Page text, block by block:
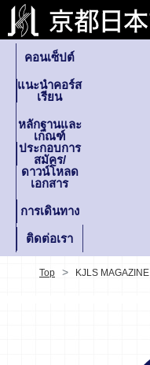
คอนเซ็ปต์
แนะนำคอร์ส
เรียน
หลักฐานและ
เกณฑ์
ประกอบการ
สมัคร/
ดาวน์โหลด
เอกสาร
การเดินทาง
ติดต่อเรา
Top KJLS MAGAZINE